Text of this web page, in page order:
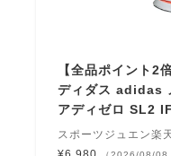
【全品ポイント2
ディダス adidas
アディゼロ SL2
スポーツジュエン楽